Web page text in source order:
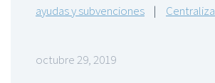
ayudas y subvenciones | Centraliza
octubre 29, 2019